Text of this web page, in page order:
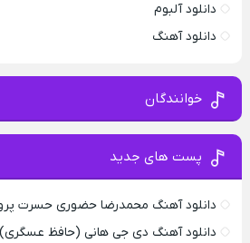
دانلود آلبوم
دانلود آهنگ
خوانندگان
پست های جدید
دانلود آهنگ محمدرضا حضورى حسرت
دانلود آهنگ دی جی هانی (حافظ عسگری)